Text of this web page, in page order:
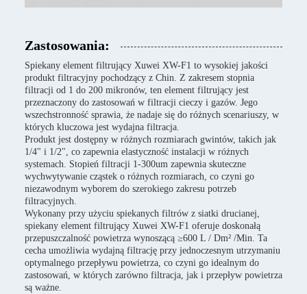
Zastosowania:
Spiekany element filtrujący Xuwei XW-F1 to wysokiej jakości
produkt filtracyjny pochodzący z Chin. Z zakresem stopnia
filtracji od 1 do 200 mikronów, ten element filtrujący jest
przeznaczony do zastosowań w filtracji cieczy i gazów. Jego
wszechstronność sprawia, że nadaje się do różnych scenariuszy, w
których kluczowa jest wydajna filtracja.
Produkt jest dostępny w różnych rozmiarach gwintów, takich jak
1/4" i 1/2", co zapewnia elastyczność instalacji w różnych
systemach. Stopień filtracji 1-300um zapewnia skuteczne
wychwytywanie cząstek o różnych rozmiarach, co czyni go
niezawodnym wyborem do szerokiego zakresu potrzeb
filtracyjnych.
Wykonany przy użyciu spiekanych filtrów z siatki drucianej,
spiekany element filtrujący Xuwei XW-F1 oferuje doskonałą
przepuszczalność powietrza wynoszącą ≥600 L / Dm² /Min. Ta
cecha umożliwia wydajną filtrację przy jednoczesnym utrzymaniu
optymalnego przepływu powietrza, co czyni go idealnym do
zastosowań, w których zarówno filtracja, jak i przepływ powietrza
są ważne.